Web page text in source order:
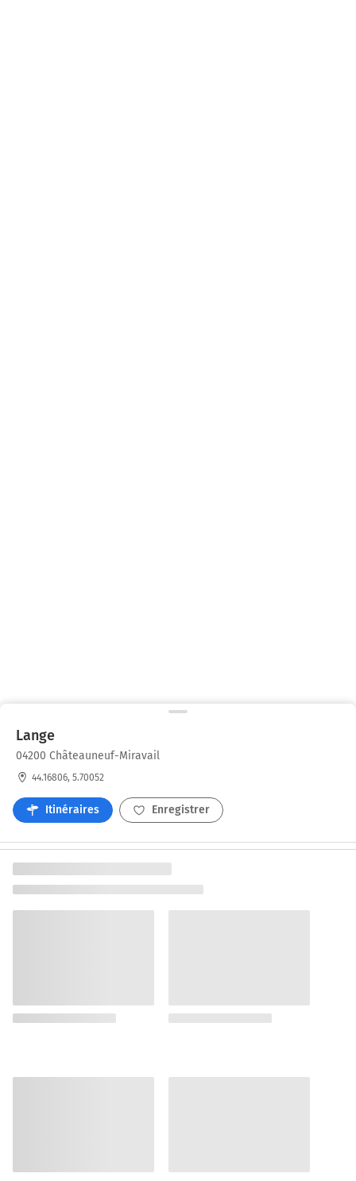
Lange
04200 Châteauneuf-Miravail
44.16806, 5.70052
Itinéraires Enregistrer